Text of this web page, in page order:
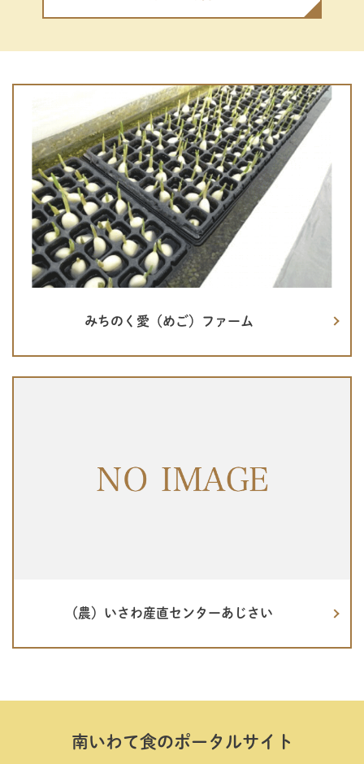
みちのく愛（めご）ファーム
（農）いさわ産直センターあじさい
南いわて⾷のポータルサイト